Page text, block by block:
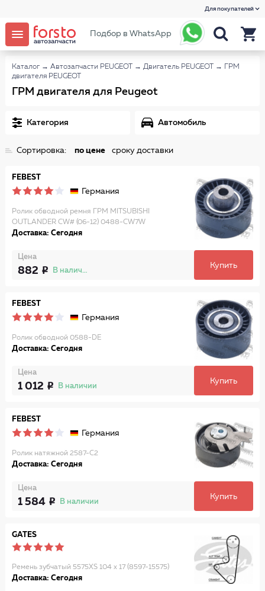
Для покупателей
Подбор в WhatsApp
Каталог → Автозапчасти PEUGEOT → Двигатель PEUGEOT →
ГРМ
двигателя PEUGEOT
ГРМ двигателя для Peugeot
Категория Автомобиль
Сортировка: по цене сроку доставки
FEBEST
Германия
Ролик обводной ремня ГРМ MITSUBISHI
OUTLANDER CW# (06-12) 0488-CW7W
Доставка: Сегодня
Цена
882 В наличии
Купить
FEBEST
Германия
Ролик обводной 0588-DE
Доставка: Сегодня
Цена
1 012 В наличии
Купить
FEBEST
Германия
Ролик натяжной 2587-C2
Доставка: Сегодня
Цена
1 584 В наличии
Купить
GATES
Ремень зубчатый 5575XS 104 x 17 (8597-15575)
Доставка: Сегодня